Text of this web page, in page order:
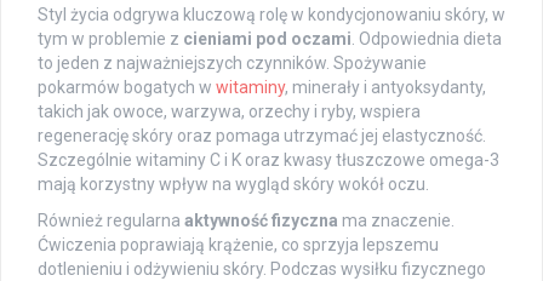
Styl życia odgrywa kluczową rolę w kondycjonowaniu skóry, w
tym w problemie z cieniami pod oczami. Odpowiednia dieta
to jeden z najważniejszych czynników. Spożywanie
pokarmów bogatych w witaminy, minerały i antyoksydanty,
takich jak owoce, warzywa, orzechy i ryby, wspiera
regenerację skóry oraz pomaga utrzymać jej elastyczność.
Szczególnie witaminy C i K oraz kwasy tłuszczowe omega-3
mają korzystny wpływ na wygląd skóry wokół oczu.
Również regularna aktywność fizyczna ma znaczenie.
Ćwiczenia poprawiają krążenie, co sprzyja lepszemu
dotlenieniu i odżywieniu skóry. Podczas wysiłku fizycznego